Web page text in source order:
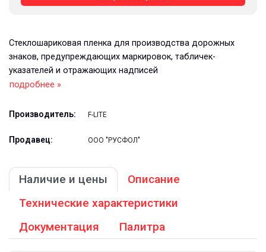
Стеклошариковая пленка для производства дорожных
знаков, предупреждающих маркировок, табличек-
указателей и отражающих надписей
подробнее »
Производитель: F-LITE
Продавец: ООО "РУСФОЛ"
Наличие и цены
Описание
Технические характеристики
Документация
Палитра